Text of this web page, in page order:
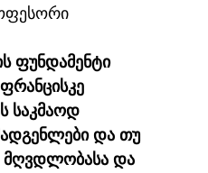
ფუნდამენტი
საკმაოდ
და თუ
მღვდლობასა და